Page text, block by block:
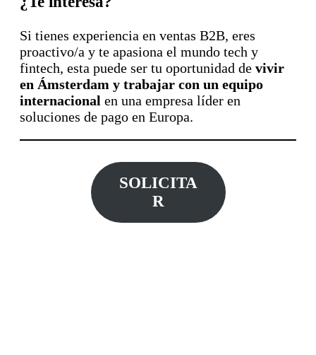
Si tienes experiencia en ventas B2B, eres
proactivo/a y te apasiona el mundo tech y
fintech, esta puede ser tu oportunidad de vivir
en Ámsterdam y trabajar con un equipo
internacional en una empresa líder en
soluciones de pago en Europa.
SOLICITA
R